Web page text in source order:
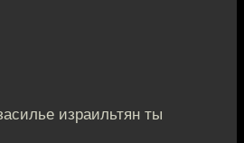
израильтян ты